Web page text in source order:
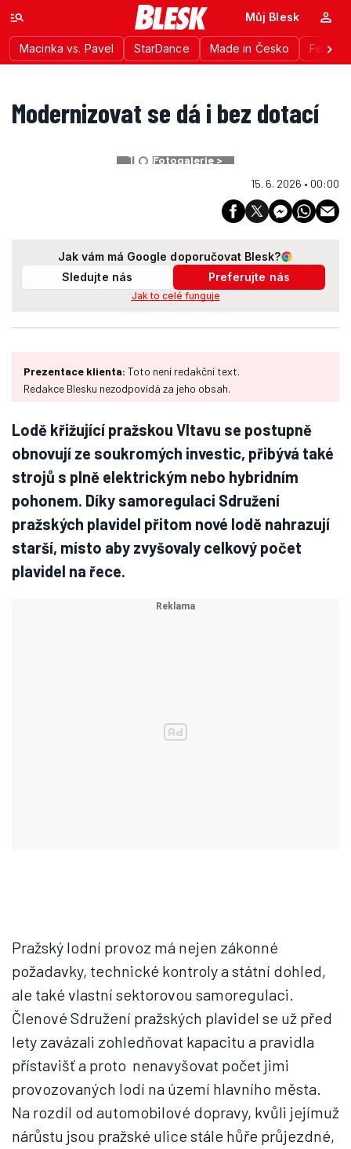
Macinka vs. Pavel StarDance Made in Česko
Můj Blesk
Modernizovat se dá i bez dotací
1
Fotogalerie >
15. 6. 2026 • 00:00
Jak vám má Google doporučovat Blesk?
Sledujte nás
Preferujte nás
Jak to celé funguje
Prezentace klienta: Toto není redakční text.
Redakce Blesku nezodpovídá za jeho obsah.
Lodě křižující pražskou Vltavu se postupně
obnovují ze soukromých investic, přibývá také
strojů s plně elektrickým nebo hybridním
pohonem. Díky samoregulaci Sdružení
pražských plavidel přitom nové lodě nahrazují
starší, místo aby zvyšovaly celkový počet
plavidel na řece.
Pražský lodní provoz má nejen zákonné
požadavky, technické kontroly a státní dohled,
ale také vlastní sektorovou samoregulaci.
Členové Sdružení pražských plavidel se už před
lety zavázali zohledňovat kapacitu a pravidla
přístavišť a proto nenavyšovat počet jimi
provozovaných lodí na území hlavního města.
Na rozdíl od automobilové dopravy, kvůli jejímuž
nárůstu jsou pražské ulice stále hůře průjezdné,